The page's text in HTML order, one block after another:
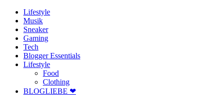
Lifestyle
Musik
Sneaker
Gaming
Tech
Blogger Essentials
Lifestyle
Food
Clothing
BLOGLIEBE ❤